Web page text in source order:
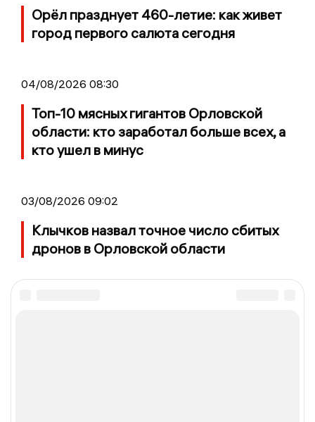
Орёл празднует 460-летие: как живет
город первого салюта сегодня
04/08/2026 08:30
Топ-10 мясных гигантов Орловской
области: кто заработал больше всех, а
кто ушел в минус
03/08/2026 09:02
Клычков назвал точное число сбитых
дронов в Орловской области